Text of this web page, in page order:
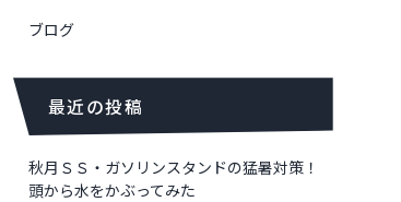
ブログ
最近の投稿
秋月ＳＳ・ガソリンスタンドの猛暑対策！
頭から水をかぶってみた